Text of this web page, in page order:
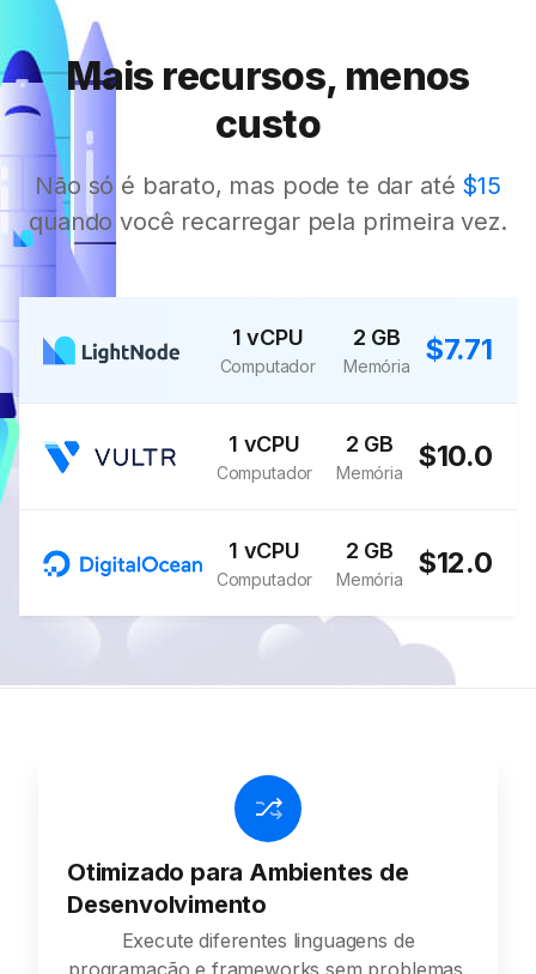
Mais recursos, menos
custo
Não só é barato, mas pode te dar até $15
quando você recarregar pela primeira vez.
1 vCPU
Computador
2 GB
Memória $7.71
1 vCPU
Computador
2 GB
Memória $10.0
1 vCPU
Computador
2 GB
Memória $12.0
Otimizado para Ambientes de
Desenvolvimento
Execute diferentes linguagens de